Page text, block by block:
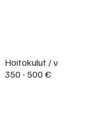
Hoitokulut / v
350 - 500 €